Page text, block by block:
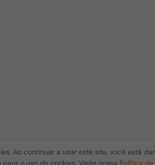
Ao continuar a usar este site, você está
o uso de cookies. Visite nossa Política de